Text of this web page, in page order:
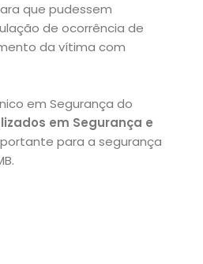
que pudessem
de ocorrência de
da vítima com
em Segurança do
em Segurança e
para a segurança